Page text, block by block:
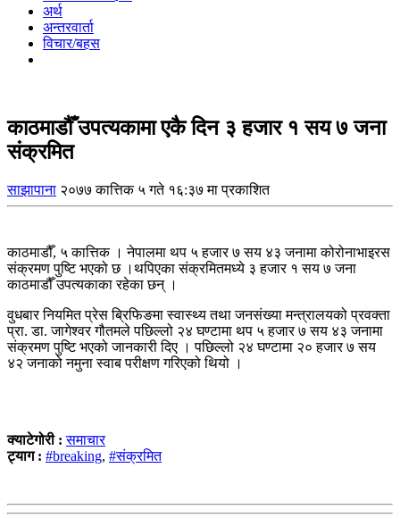
अर्थ
अन्तरवार्ता
विचार/बहस
काठमाडौँ उपत्यकामा एकै दिन ३ हजार १ सय ७ जना
संक्रमित
साझापाना २०७७ कात्तिक ५ गते १६:३७ मा प्रकाशित
काठमाडौँ, ५ कात्तिक । नेपालमा थप ५ हजार ७ सय ४३ जनामा कोरोनाभाइरस
संक्रमण पुष्टि भएको छ ।थपिएका संक्रमितमध्ये ३ हजार १ सय ७ जना
काठमाडौँ उपत्यकाका रहेका छन् ।
वुधबार नियमित प्रेस ब्रिफिङमा स्वास्थ्य तथा जनसंख्या मन्त्रालयको प्रवक्ता
प्रा. डा. जागेश्वर गौतमले पछिल्लो २४ घण्टामा थप ५ हजार ७ सय ४३ जनामा
संक्रमण पुष्टि भएको जानकारी दिए । पछिल्लो २४ घण्टामा २० हजार ७ सय
४२ जनाको नमुना स्वाब परीक्षण गरिएको थियो ।
क्याटेगोरी :समाचार
ट्याग : #breaking, #संक्रमित